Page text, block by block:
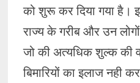
को शुरू कर दिया गया है।
राज्य के गरीब और उन
जो की अत्यधिक शुल्क की
बिमारियों का इलाज नही